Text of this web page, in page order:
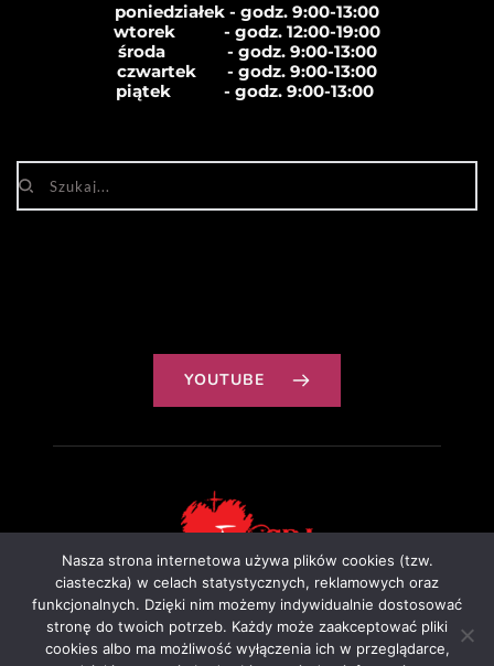
poniedziałek - godz. 9:00-13:00
wtorek           - godz. 12:00-19:00
środa              - godz. 9:00-13:00
czwartek       - godz. 9:00-13:00
piątek            - godz. 9:00-13:00
YOUTUBE
Projekt: Ewa Szałkowska
Nasza strona internetowa używa plików cookies (tzw.
ciasteczka) w celach statystycznych, reklamowych oraz
funkcjonalnych. Dzięki nim możemy indywidualnie dostosować
stronę do twoich potrzeb. Każdy może zaakceptować pliki
cookies albo ma możliwość wyłączenia ich w przeglądarce,